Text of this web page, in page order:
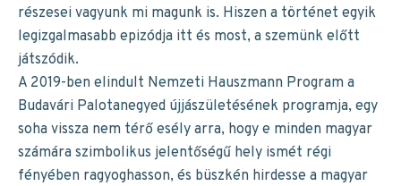
részesei vagyunk mi magunk is. Hiszen a történet egyik
legizgalmasabb epizódja itt és most, a szemünk előtt
játszódik.
A 2019-ben elindult Nemzeti Hauszmann Program a
Budavári Palotanegyed újjászületésének programja, egy
soha vissza nem térő esély arra, hogy e minden magyar
számára szimbolikus jelentőségű hely ismét régi
fényében ragyoghasson, és büszkén hirdesse a magyar